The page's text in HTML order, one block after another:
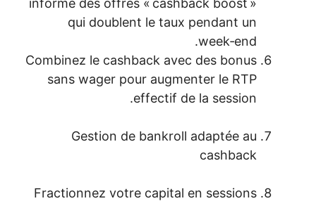
informé des offres « cashback
qui doublent le taux
Combinez le cashback avec des
sans wager pour augmenter
effectif de la
Gestion de bankroll
Fractionnez votre capital en